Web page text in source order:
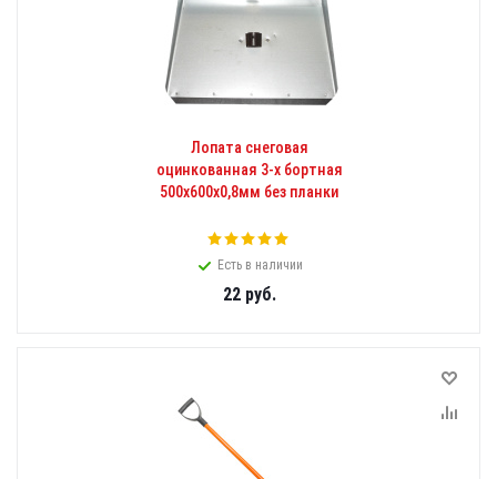
Лопата снеговая
оцинкованная 3-х бортная
500х600х0,8мм без планки
Есть в наличии
22руб.